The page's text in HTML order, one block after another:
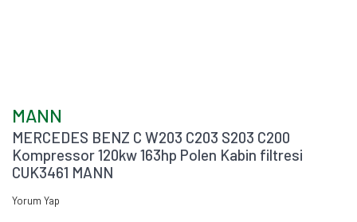
MANN
MERCEDES BENZ C W203 C203 S203 C200
Kompressor 120kw 163hp Polen Kabin filtresi
CUK3461 MANN
Yorum Yap